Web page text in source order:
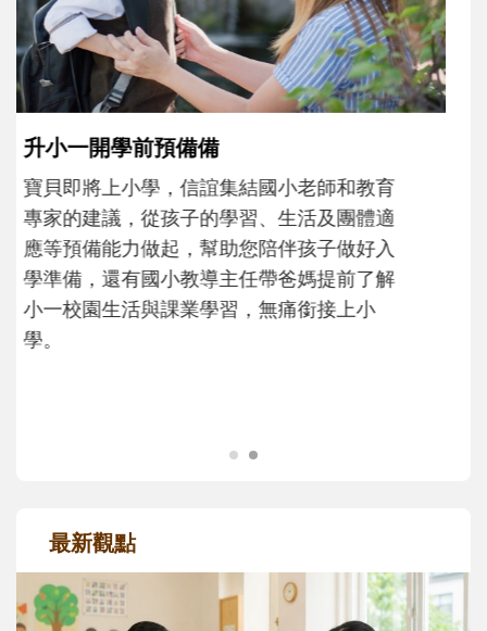
和孩子一起長大的那個男人│讀懂父親的
不同模樣
沒有人天生就擅長當爸爸！男人總是在一次
次「前所未有」的體驗中，跟著孩子一起長
大。從給予安全感的肢體遊戲，到獨立自
主、角色認同及解決問題的能力養成。爸爸
最新觀點